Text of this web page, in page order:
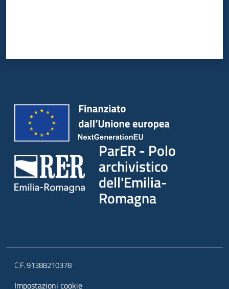
ParER - Polo
archivistico
dell'Emilia-
Romagna
C.F. 91388210378
Impostazioni cookie